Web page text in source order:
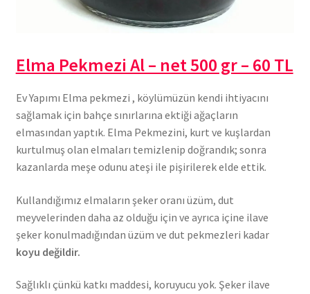
Elma Pekmezi Al – net 500 gr – 60 TL
Ev Yapımı Elma pekmezi , köylümüzün kendi ihtiyacını
sağlamak için bahçe sınırlarına ektiği ağaçların
elmasından yaptık. Elma Pekmezini, kurt ve kuşlardan
kurtulmuş olan elmaları temizlenip doğrandık; sonra
kazanlarda meşe odunu ateşi ile pişirilerek elde ettik.
Kullandığımız elmaların şeker oranı üzüm, dut
meyvelerinden daha az olduğu için ve ayrıca içine ilave
şeker konulmadığından üzüm ve dut pekmezleri kadar
koyu değildir.
Sağlıklı çünkü katkı maddesi, koruyucu yok. Şeker ilave